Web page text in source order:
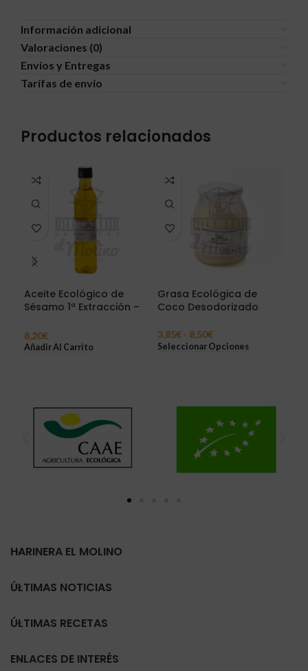
Información adicional
Valoraciones (0)
Envíos y Entregas
Tarífas de envío
Productos relacionados
Aceite Ecológico de
Sésamo 1ª Extracción –
8,20€
Añadir Al Carrito
Grasa Ecológica de
Coco Desodorizado
3,85€ - 8,50€
Seleccionar Opciones
HARINERA EL MOLINO
ÚLTIMAS NOTICIAS
ÚLTIMAS RECETAS
ENLACES DE INTERÉS